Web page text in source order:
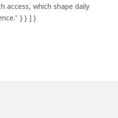
access, which shape daily
} } ] }